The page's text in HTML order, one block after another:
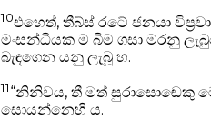
10එහෙත්, තීබ්ස් රටේ ජනයා
මංසන්ධියක ම බිම ගසා මරනු
බැඳගෙන යනු ලැබූ හ.
11“නිනිවය, තී මත් සුරාසොඬෙකු
සොයන්නෙහි ය.